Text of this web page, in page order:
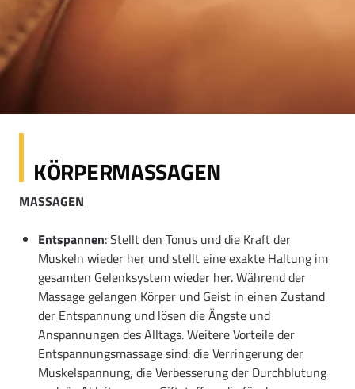
KÖRPERMASSAGEN
MASSAGEN
Entspannen: Stellt den Tonus und die Kraft der
Muskeln wieder her und stellt eine exakte Haltung im
gesamten Gelenksystem wieder her. Während der
Massage gelangen Körper und Geist in einen Zustand
der Entspannung und lösen die Ängste und
Anspannungen des Alltags. Weitere Vorteile der
Entspannungsmassage sind: die Verringerung der
Muskelspannung, die Verbesserung der Durchblutung